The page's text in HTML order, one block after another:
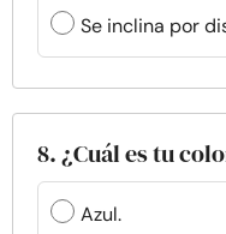
Se inclina por
8. ¿Cuál es tu
Azul.